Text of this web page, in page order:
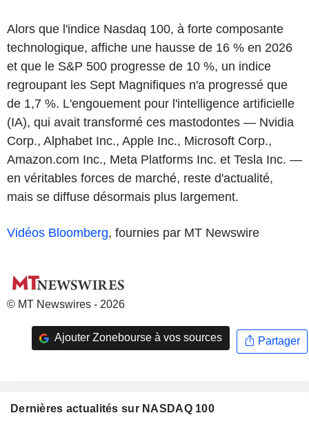
Alors que l'indice Nasdaq 100, à forte composante
technologique, affiche une hausse de 16 % en 2026
et que le S&P 500 progresse de 10 %, un indice
regroupant les Sept Magnifiques n'a progressé que
de 1,7 %. L'engouement pour l'intelligence artificielle
(IA), qui avait transformé ces mastodontes — Nvidia
Corp., Alphabet Inc., Apple Inc., Microsoft Corp.,
Amazon.com Inc., Meta Platforms Inc. et Tesla Inc. —
en véritables forces de marché, reste d'actualité,
mais se diffuse désormais plus largement.
Vidéos Bloomberg, fournies par MT Newswire
© MT Newswires - 2026
Ajouter Zonebourse à vos sources Partager
Dernières actualités sur NASDAQ 100